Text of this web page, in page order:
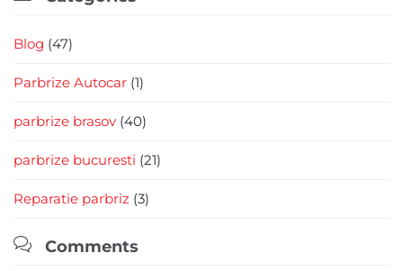
Blog (47)
Parbrize Autocar (1)
parbrize brasov (40)
parbrize bucuresti (21)
Reparatie parbriz (3)
 Comments